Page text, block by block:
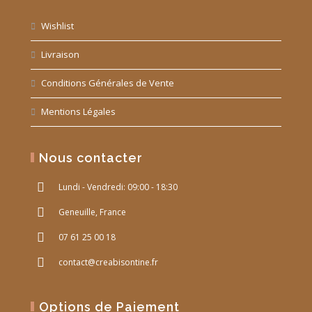
Wishlist
Livraison
Conditions Générales de Vente
Mentions Légales
Nous contacter
Lundi - Vendredi: 09:00 - 18:30
Geneuille, France
07 61 25 00 18
contact@creabisontine.fr
Options de Paiement